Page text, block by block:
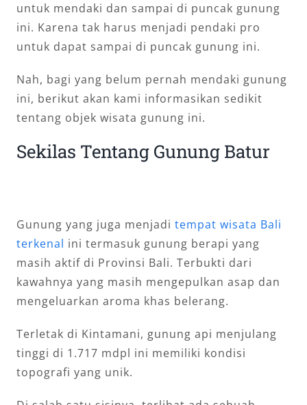
untuk mendaki dan sampai di puncak gunung
ini. Karena tak harus menjadi pendaki pro
untuk dapat sampai di puncak gunung ini.
Nah, bagi yang belum pernah mendaki gunung
ini, berikut akan kami informasikan sedikit
tentang objek wisata gunung ini.
Sekilas Tentang Gunung Batur
Gunung yang juga menjadi tempat wisata Bali
terkenal ini termasuk gunung berapi yang
masih aktif di Provinsi Bali. Terbukti dari
kawahnya yang masih mengepulkan asap dan
mengeluarkan aroma khas belerang.
Terletak di Kintamani, gunung api menjulang
tinggi di 1.717 mdpl ini memiliki kondisi
topografi yang unik.